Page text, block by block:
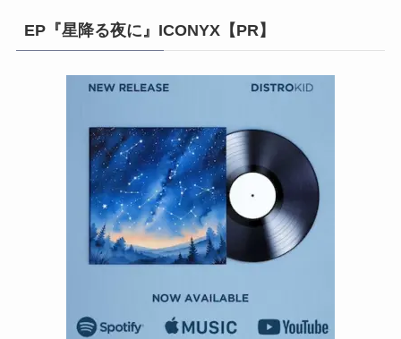
EP『星降る夜に』ICONYX【PR】